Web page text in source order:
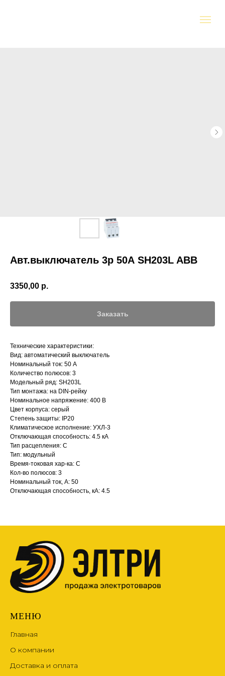
Авт.выключатель 3р 50А SH203L ABB
3350,00 р.
Заказать
Технические характеристики:
Вид: автоматический выключатель
Номинальный ток: 50 А
Количество полюсов: 3
Модельный ряд: SH203L
Тип монтажа: на DIN-рейку
Номинальное напряжение: 400 В
Цвет корпуса: серый
Степень защиты: IP20
Климатическое исполнение: УХЛ-3
Отключающая способность: 4.5 кА
Тип расцепления: C
Тип: модульный
Время-токовая хар-ка: С
Кол-во полюсов: 3
Номинальный ток, А: 50
Отключающая способность, кА: 4.5
МЕНЮ
Главная
О компании
Доставка и оплата